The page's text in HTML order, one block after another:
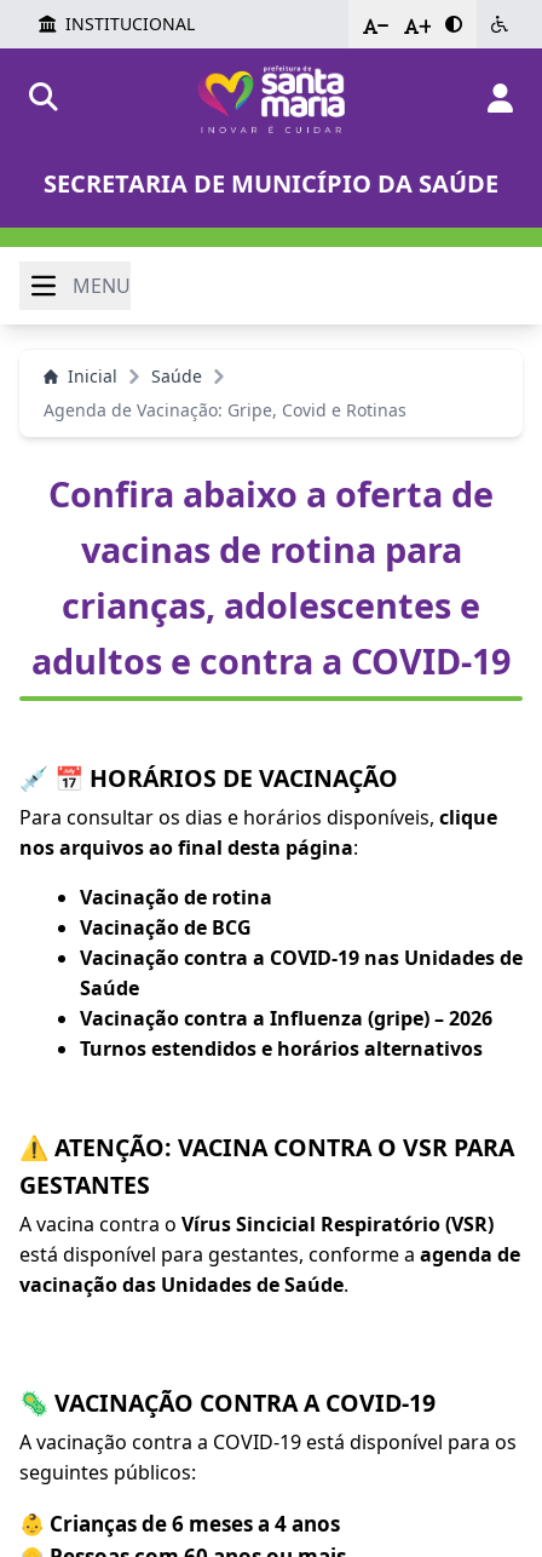
INSTITUCIONAL - +
SECRETARIA DE MUNICÍPIO DA SAÚDE
MENU
Inicial
Saúde
Agenda de Vacinação: Gripe, Covid e Rotinas
Confira abaixo a oferta de
vacinas de rotina para
crianças, adolescentes e
adultos e contra a COVID-19
💉 📅 HORÁRIOS DE VACINAÇÃO
Para consultar os dias e horários disponíveis, clique
nos arquivos ao final desta página:
Vacinação de rotina
Vacinação de BCG
Vacinação contra a COVID-19 nas Unidades de
Saúde
Vacinação contra a Influenza (gripe) – 2026
Turnos estendidos e horários alternativos
⚠️ ATENÇÃO: VACINA CONTRA O VSR PARA
GESTANTES
A vacina contra o Vírus Sincicial Respiratório (VSR)
está disponível para gestantes, conforme a agenda de
vacinação das Unidades de Saúde.
🦠 VACINAÇÃO CONTRA A COVID-19
A vacinação contra a COVID-19 está disponível para os
seguintes públicos:
👶 Crianças de 6 meses a 4 anos